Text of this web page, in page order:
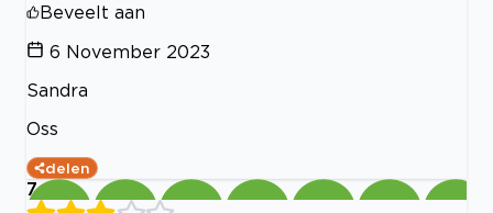
Beveelt aan
6 November 2023
Sandra
Oss
delen
7